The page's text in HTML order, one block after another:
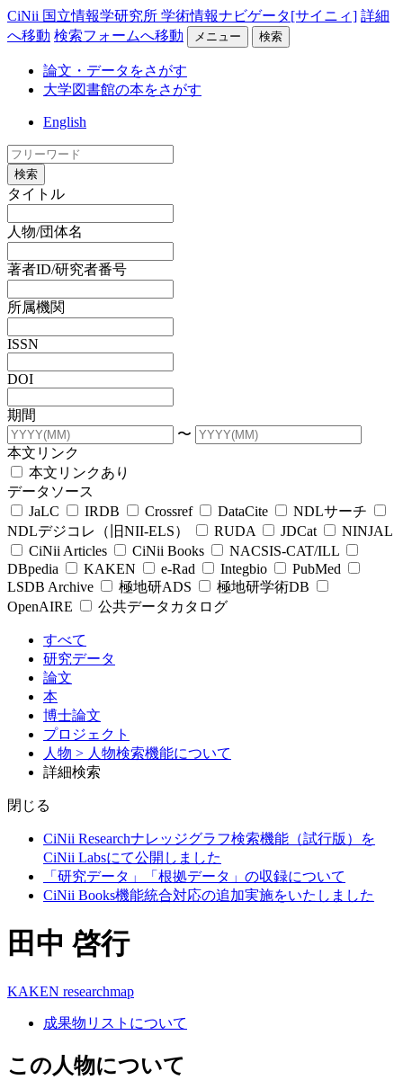
CiNii 国立情報学研究所 学術情報ナビゲータ[サイニィ] 詳細
へ移動 検索フォームへ移動 メニュー 検索
論文・データをさがす
大学図書館の本をさがす
English
検索
タイトル
人物/団体名
著者ID/研究者番号
所属機関
ISSN
DOI
期間
〜
本文リンク
本文リンクあり
データソース
JaLC
IRDB Crossref DataCite
NDLサーチ
NDLデジコレ（旧NII-ELS）
RUDA JDCat
NINJAL
CiNii Articles
CiNii Books
NACSIS-CAT/ILL
DBpedia
KAKEN e-Rad Integbio
PubMed
LSDB Archive
極地研ADS
極地研学術DB
OpenAIRE
公共データカタログ
すべて
研究データ
論文
本
博士論文
プロジェクト
人物 > 人物検索機能について
詳細検索
閉じる
CiNii Researchナレッジグラフ検索機能（試行版）を
CiNii Labsにて公開しました
「研究データ」「根拠データ」の収録について
CiNii Books機能統合対応の追加実施をいたしました
田中 啓行
KAKEN researchmap
成果物リストについて
この人物について